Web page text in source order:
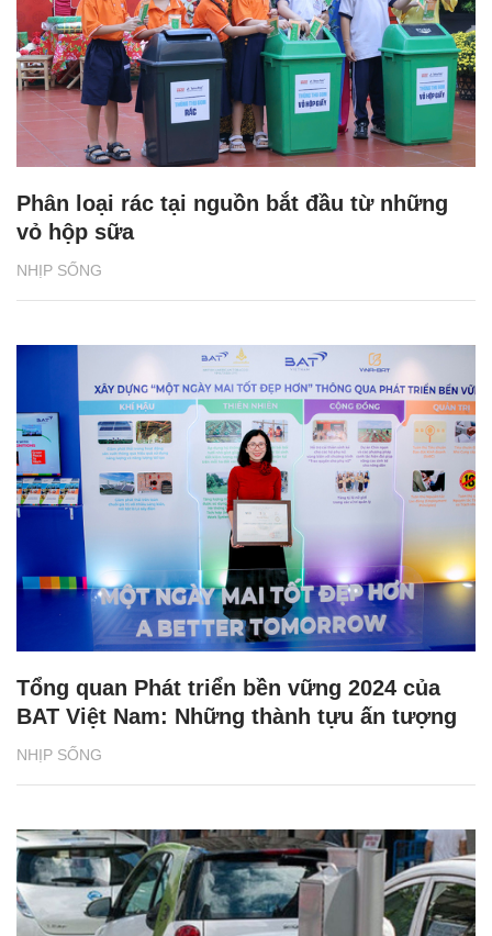
NHỊP SỐNG
Phân loại rác tại nguồn bắt đầu từ những
vỏ hộp sữa
NHỊP SỐNG
Tổng quan Phát triển bền vững 2024 của
BAT Việt Nam: Những thành tựu ấn tượng